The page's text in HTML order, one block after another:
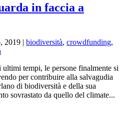
in faccia a
2019 | biodiversità, crowdfunding,
tempi, le persone finalmente si
per contribuire alla salvagudia
di biodiversità e della sua
sovrastato da quello del climate...